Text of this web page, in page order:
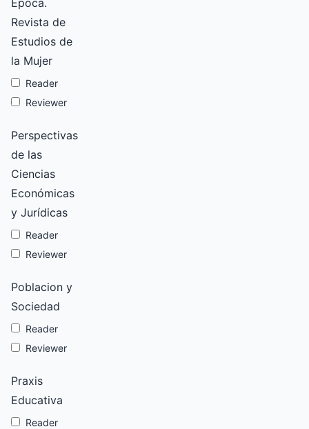
Época.
Revista de
Estudios de
la Mujer
Reader
Reviewer
Perspectivas
de las
Ciencias
Económicas
y Jurídicas
Reader
Reviewer
Poblacion y
Sociedad
Reader
Reviewer
Praxis
Educativa
Reader